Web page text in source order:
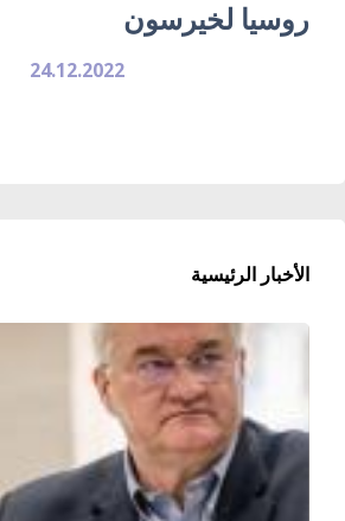
روسيا لخيرسون
24.12.2022
الأخبار الرئيسية